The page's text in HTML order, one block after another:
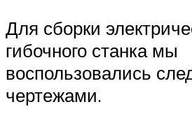
Для сборки
гибочного станка мы
воспользовались
чертежами.